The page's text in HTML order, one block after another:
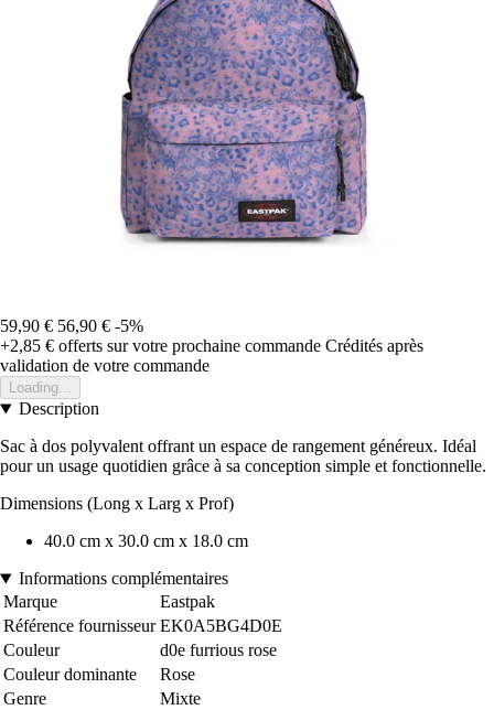
59,90 € 56,90 € -5%
+2,85 € offerts sur votre prochaine commande Crédités après
validation de votre commande
Loading...
Description
Sac à dos polyvalent offrant un espace de rangement généreux. Idéal
pour un usage quotidien grâce à sa conception simple et fonctionnelle.
Dimensions (Long x Larg x Prof)
40.0 cm x 30.0 cm x 18.0 cm
Informations complémentaires
Marque
Eastpak
Référence fournisseur EK0A5BG4D0E
Couleur
d0e furrious rose
Couleur dominante
Rose
Genre
Mixte